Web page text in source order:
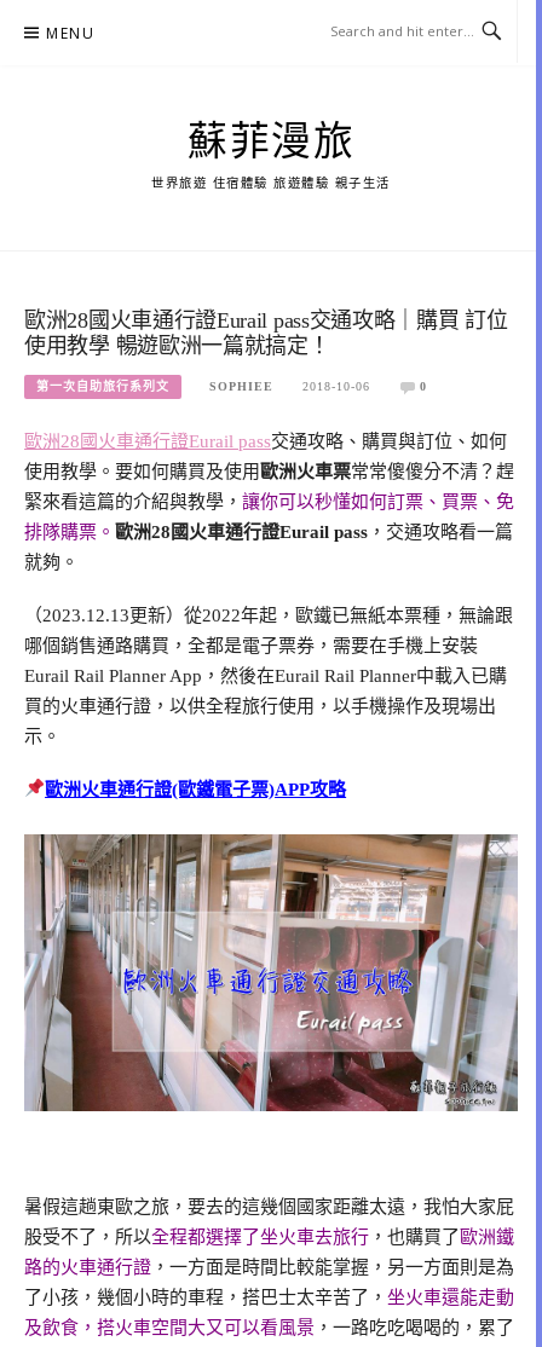
MENU
蘇菲漫旅
世界旅遊 住宿體驗 旅遊體驗 親子生活
歐洲28國火車通行證Eurail pass交通攻略｜購買 訂位
使用教學 暢遊歐洲一篇就搞定！
第一次自助旅行系列文 SOPHIEE 2018-10-06 0
歐洲28國火車通行證Eurail pass交通攻略、購買與訂位、如何
使用教學。要如何購買及使用歐洲火車票常常傻傻分不清？趕
緊來看這篇的介紹與教學， 讓你可以秒懂如何訂票、買票、免
排隊購票。 歐洲28國火車通行證Eurail pass ，交通攻略看一篇
就夠。
（2023.12.13更新）從2022年起，歐鐵已無紙本票種，無論跟
哪個銷售通路購買，全都是電子票券，需要在手機上安裝
Eurail Rail Planner App，然後在Eurail Rail Planner中載入已購
買的火車通行證，以供全程旅行使用，以手機操作及現場出
示。
歐洲火車通行證(歐鐵電子票)APP攻略
暑假這趟東歐之旅，要去的這幾個國家距離太遠，我怕大家屁
股受不了，所以全程都選擇了坐火車去旅行 ，也購買了歐洲鐵
路的火車通行證 ，一方面是時間比較能掌握，另一方面則是為
了小孩，幾個小時的車程，搭巴士太辛苦了， 坐火車還能走動
及飲食，搭火車空間大又可以看風景 ，一路吃吃喝喝的，累了